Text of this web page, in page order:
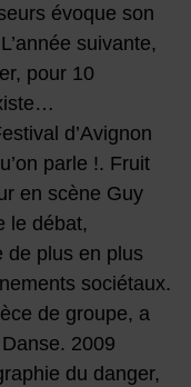
évoque son
suivante,
pour 10
d’Avignon
parle !. Fruit
en scène Guy
le débat,
de plus en plus
sociétaux.
de groupe, a
2009
du danger,